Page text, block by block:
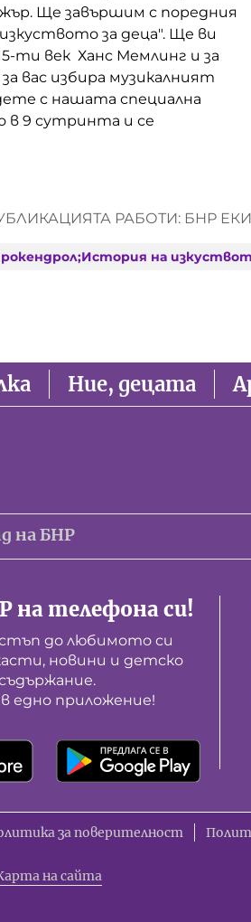
Ще завършим с поредния
за деца". Ще ви
ти век Ханс Мемлинг и за
вас избира музикалният
с нашата специална
в 9 сутринта и се
РАБОТИ: БНР
на
Ние, децата
на БНР
на телефона си!
до любимото си
новини и детско
едно приложение!
за поверителност
на сайта